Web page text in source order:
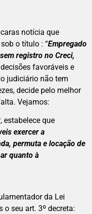
notícia que
o título : “Empregado
registro no Creci,
favoráveis e
judiciário não tem
decide pelo melhor
Vejamos:
estabelece que
exercer a
permuta e locação de
quanto à
da Lei
seu art. 3º decreta: